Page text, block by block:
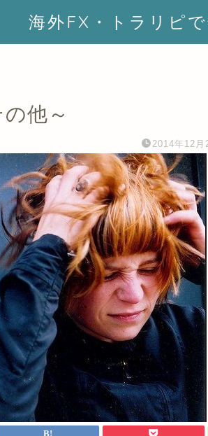
海外FX・トラリピ
他～
2014年12月